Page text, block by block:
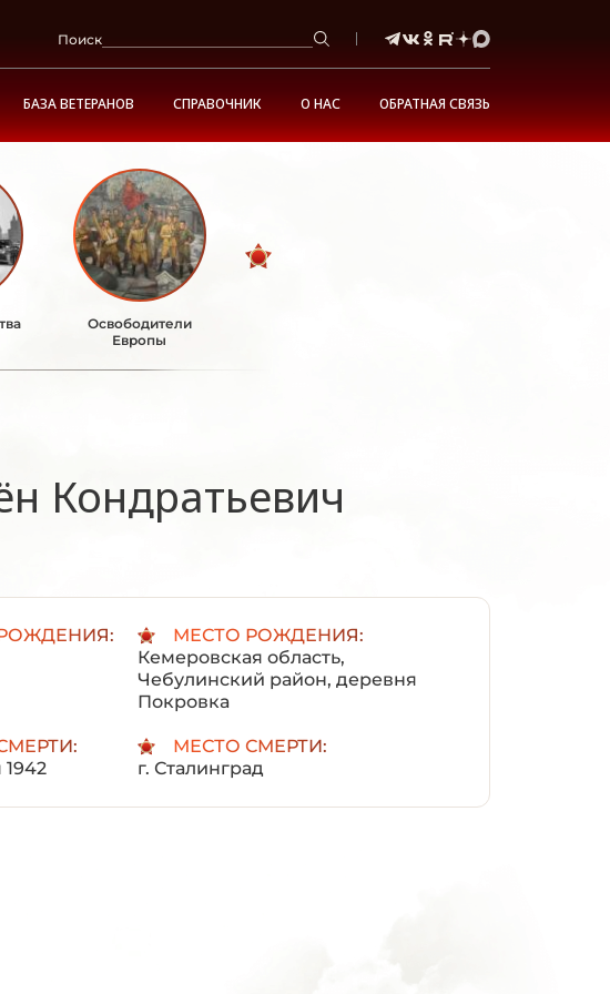
Поиск
БАЗА ВЕТЕРАНОВ СПРАВОЧНИК О НАС ОБРАТНАЯ СВЯЗЬ
Освободители
Европы
Кондратьевич
МЕСТО РОЖДЕНИЯ:
Кемеровская область,
Чебулинский район, деревня
Покровка
МЕСТО СМЕРТИ:
г. Сталинград